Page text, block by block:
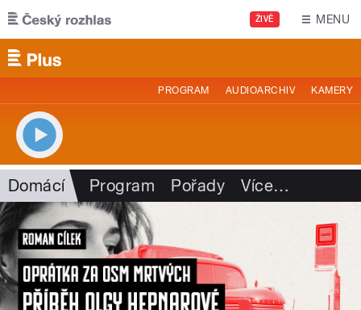
Přejít k hlavnímu obsahu
ŽIVĚ MENU
PROGRAM AUDIOARCHIV KAMERY
Domácí Program Pořady Více…